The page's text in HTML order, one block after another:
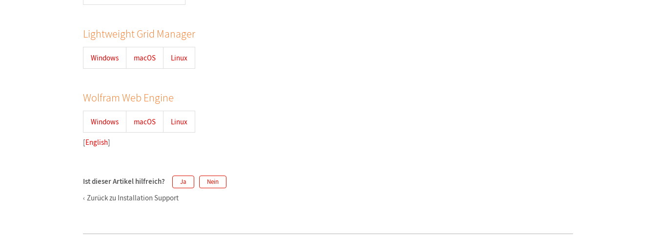
Lightweight Grid Manager
Windows macOS Linux
Wolfram Web Engine
Windows macOS Linux
[English]
Ist dieser Artikel hilfreich? Ja Nein
Zurück zu Installation Support